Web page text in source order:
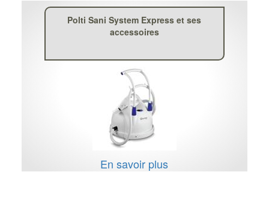
Polti Sani System Express et ses
accessoires
En savoir plus